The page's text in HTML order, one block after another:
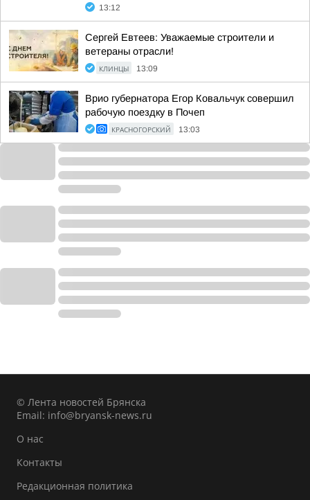
13:12
Сергей Евтеев: Уважаемые строители и
ветераны отрасли!
КЛИНЦЫ 13:09
Врио губернатора Егор Ковальчук совершил
рабочую поездку в Почеп
КРАСНОГОРСКИЙ 13:03
© Лента новостей Брянска
Email: info@bryansk-news.ru
О нас
Контакты
Редакционная политика